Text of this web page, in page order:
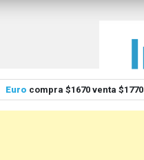
Euro compra $1670 venta $1770